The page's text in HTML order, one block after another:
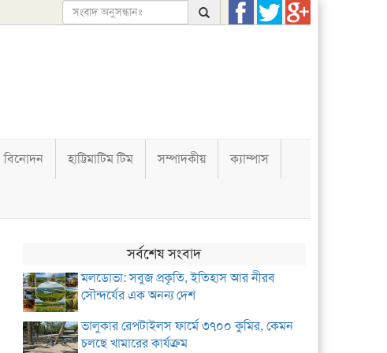
বিনোদন হাট্টিমাটিম টিম সম্পাদকীয় ক্যাম্পাস
সর্বশেষ সংবাদ
মলডোভা: সবুজ প্রকৃতি, ইতিহাস আর নীরব
সৌন্দর্যের এক অনন্য দেশ
ভালুকার রেপটাইলস ফার্মে ৩৭০০ কুমির, কেমন
চলছে খামারের কার্যক্রম